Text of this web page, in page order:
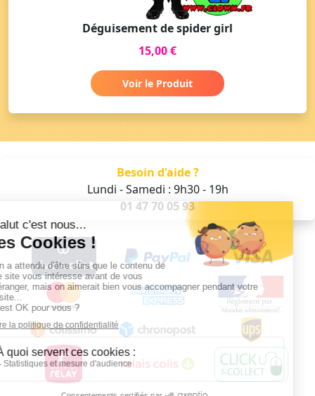
Déguisement de spider girl
15,00 €
Voir le Produit
Besoin d'aide ?
Lundi - Samedi : 9h30 - 19h
01 47 70 05 93